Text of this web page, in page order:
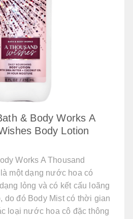
& Body Works A
Body Lotion
Works A Thousand
một dạng nước hoa có
lỏng và có kết cấu loãng
do đó Body Mist có thời gian
loại nước hoa cô đặc thông